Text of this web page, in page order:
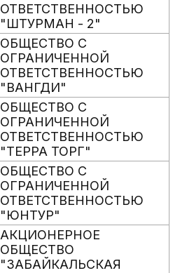
ОТВЕТСТВЕННОСТЬЮ
"ШТУРМАН - 2"
ОБЩЕСТВО С
ОГРАНИЧЕННОЙ
ОТВЕТСТВЕННОСТЬЮ
"ВАНГДИ"
ОБЩЕСТВО С
ОГРАНИЧЕННОЙ
ОТВЕТСТВЕННОСТЬЮ
"ТЕРРА ТОРГ"
ОБЩЕСТВО С
ОГРАНИЧЕННОЙ
ОТВЕТСТВЕННОСТЬЮ
"ЮНТУР"
АКЦИОНЕРНОЕ
ОБЩЕСТВО
"ЗАБАЙКАЛЬСКАЯ